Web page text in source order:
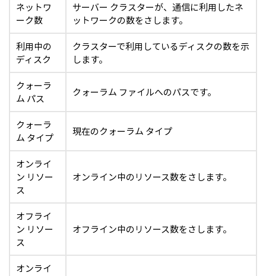
ネットワ
ーク数
サーバー クラスターが、通信に利用したネ
ットワークの数をさします。
利用中の
ディスク
クラスターで利用しているディスクの数を示
します。
クォーラ
ム パス
クォーラム ファイルへのパスです。
クォーラ
ム タイプ
現在のクォーラム タイプ
オンライ
ン リソー
ス
オンライン中のリソース数をさします。
オフライ
ン リソー
ス
オフライン中のリソース数をさします。
オンライ